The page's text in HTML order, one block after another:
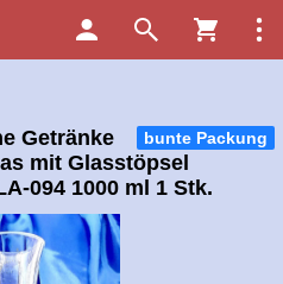
bunte Packung
Getränke
mit Glasstöpsel
094 1000 ml 1 Stk.